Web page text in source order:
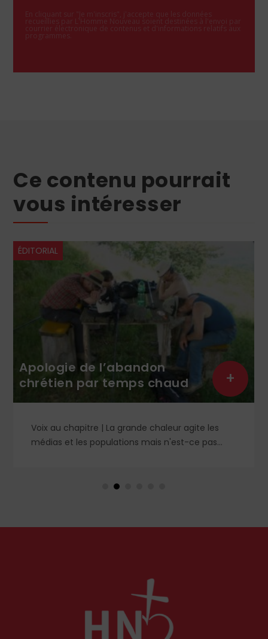
En cliquant sur "Je m'inscris", j'accepte que les données
recueillies par L'Homme Nouveau soient destinées à l'envoi par
courrier électronique de contenus et d'informations relatifs aux
programmes.
Ce contenu pourrait
vous intéresser
ÉDITORIAL
Apologie de l’abandon
chrétien par temps chaud
Voix au chapitre | La grande chaleur agite les
médias et les populations mais n'est-ce pas
paralysantes. Petit guide de l'essentiel pour un
+